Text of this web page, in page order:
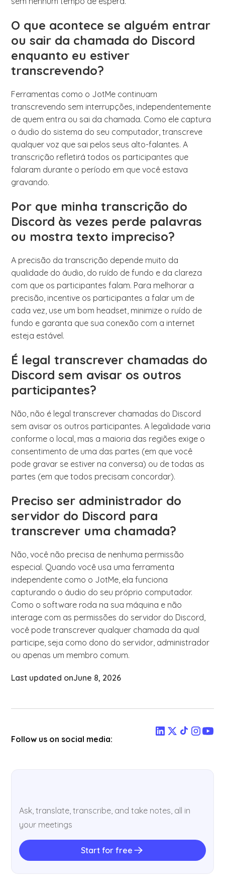
O que acontece se alguém entrar
ou sair da chamada do Discord
enquanto eu estiver
transcrevendo?
Ferramentas como o JotMe continuam
transcrevendo sem interrupções, independentemente
de quem entra ou sai da chamada. Como ele captura
o áudio do sistema do seu computador, transcreve
qualquer voz que sai pelos seus alto-falantes. A
transcrição refletirá todos os participantes que
falaram durante o período em que você estava
gravando.
Por que minha transcrição do
Discord às vezes perde palavras
ou mostra texto impreciso?
A precisão da transcrição depende muito da
qualidade do áudio, do ruído de fundo e da clareza
com que os participantes falam. Para melhorar a
precisão, incentive os participantes a falar um de
cada vez, use um bom headset, minimize o ruído de
fundo e garanta que sua conexão com a internet
esteja estável.
É legal transcrever chamadas do
Discord sem avisar os outros
participantes?
Não, não é legal transcrever chamadas do Discord
sem avisar os outros participantes. A legalidade varia
conforme o local, mas a maioria das regiões exige o
consentimento de uma das partes (em que você
pode gravar se estiver na conversa) ou de todas as
partes (em que todos precisam concordar).
Preciso ser administrador do
servidor do Discord para
transcrever uma chamada?
Não, você não precisa de nenhuma permissão
especial. Quando você usa uma ferramenta
independente como o JotMe, ela funciona
capturando o áudio do seu próprio computador.
Como o software roda na sua máquina e não
interage com as permissões do servidor do Discord,
você pode transcrever qualquer chamada da qual
participe, seja como dono do servidor, administrador
ou apenas um membro comum.
Last updated onJune 8, 2026
Follow us on social media:
Ask, translate, transcribe, and take notes, all in
your meetings
Start for free